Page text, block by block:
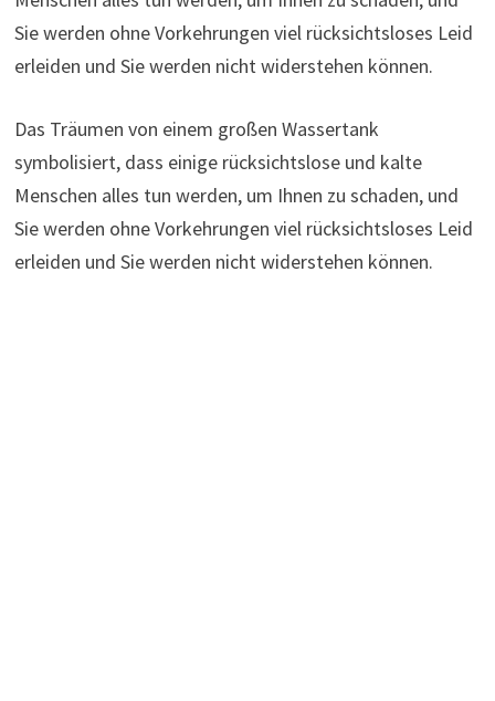
Sie werden ohne Vorkehrungen viel rücksichtsloses Leid
erleiden und Sie werden nicht widerstehen können.
Das Träumen von einem großen Wassertank
symbolisiert, dass einige rücksichtslose und kalte
Menschen alles tun werden, um Ihnen zu schaden, und
Sie werden ohne Vorkehrungen viel rücksichtsloses Leid
erleiden und Sie werden nicht widerstehen können.